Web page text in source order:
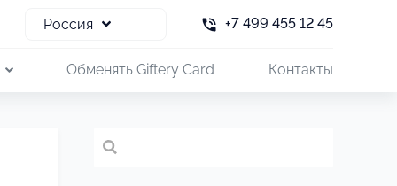
Россия +7 499 455 12 45
Обменять Giftery Card Контакты